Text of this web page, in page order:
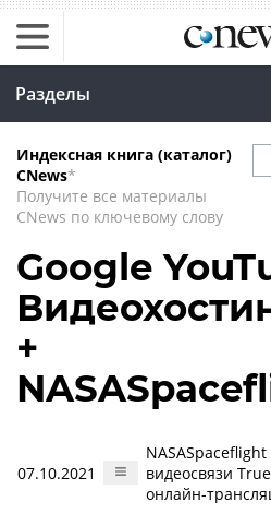
Разделы
Индексная книга (каталог)
CNews*
Получите все материалы
CNews по ключевому слову
Google
+
07.10.2021
видеосвязи
онлайн-